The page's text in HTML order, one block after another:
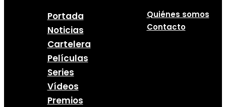
Portada
Noticias
Cartelera
Películas
Series
Vídeos
Premios
Quiénes somos
Contacto